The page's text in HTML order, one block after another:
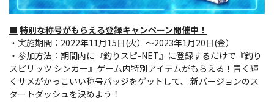
■ 特別な称号がもらえる登録キャンペーン開催中！
・実施期間：2022年11月15日(火）～2023年1月20日(金）
・参加方法：期間内に『釣りスピ-NET』に登録するだけで『釣り
スピリッツ シンカー』ゲーム内特別アイテムがもらえる！青く輝
くサメがかっこいい称号バッジをゲットして、 新バージョンのス
タートダッシュを決めよう！